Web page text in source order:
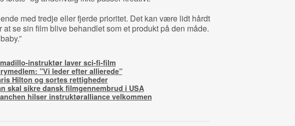
med tredje eller fjerde prioritet. Det kan være lidt hårdt
at se sin film blive behandlet som et produkt på den måde.
instruktør laver sci-fi-film
”Vi leder efter allierede”
Hilton og sortes rettigheder
skal sikre dansk filmgennembrud i USA
hilser instruktøralliance velkommen